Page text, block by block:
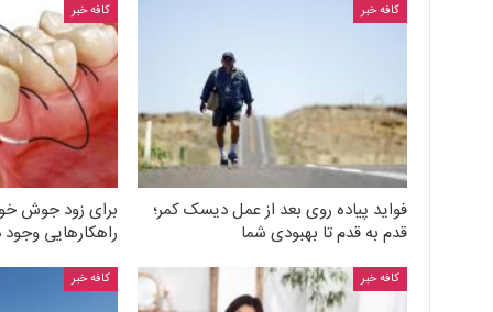
کافه خبر
فواید پیاده روی بعد از عمل دیسک کمر؛
قدم به قدم تا بهبودی شما
کافه خبر
برای زود جوش
راهکارهایی وجود
کافه خبر کافه خبر